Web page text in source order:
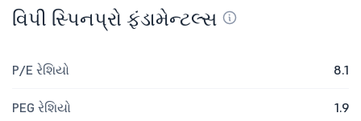
વિપી સ્પિનપ્રો ફંડામેન્ટલ્સ
P/E રેશિયો 8.1
PEG રેશિયો 1.9